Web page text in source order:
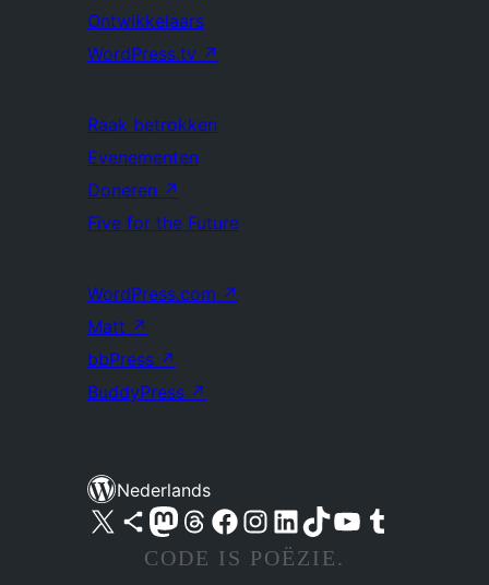
Ontwikkelaars
WordPress.tv ↗
Raak betrokken
Evenementen
Doneren ↗
Five for the Future
WordPress.com ↗
Matt ↗
bbPress ↗
BuddyPress ↗
Nederlands
Bezoek ons X (voorheen Twitter) account
Bezoek ons Bluesky account
Bezoek ons Mastodon account
Bezoek ons Threads account
Onze Facebook pagina bezoeken
Bezoek ons Instagram account
Bezoek ons LinkedIn account
Bezoek ons TikTok account
Bezoek ons YouTube kanaalBezoek ons Tumblr account
CODE IS POËZIE.